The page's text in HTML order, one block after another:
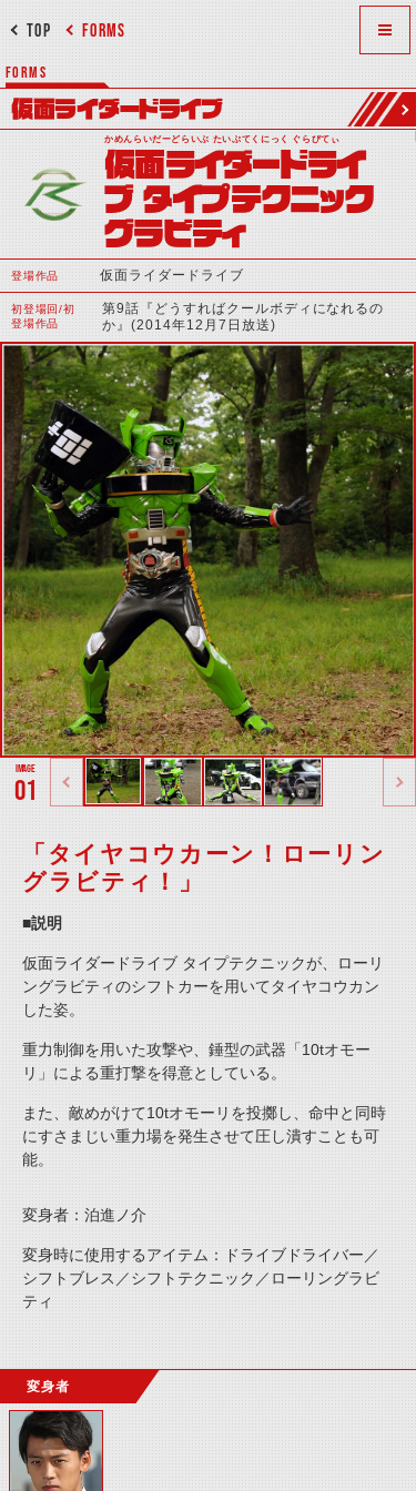
FORMS
TOP
FORMS
仮面ライダードライブ
かめんらいだーどらいぶ たいぷてくにっく ぐらびてぃ
仮面ライダードライ
ブ タイプテクニック
グラビティ
登場作品 仮面ライダードライブ
初登場回/初
登場作品
第9話『どうすればクールボディになれるの
か』(2014年12月7日放送)
01
「タイヤコウカーン！ローリン
グラビティ！」
■説明
仮面ライダードライブ タイプテクニックが、ローリ
ングラビティのシフトカーを用いてタイヤコウカン
した姿。
重力制御を用いた攻撃や、錘型の武器「10tオモー
リ」による重打撃を得意としている。
また、敵めがけて10tオモーリを投擲し、命中と同時
にすさまじい重力場を発生させて圧し潰すことも可
能。
変身者：泊進ノ介
変身時に使用するアイテム：ドライブドライバー／
シフトブレス／シフトテクニック／ローリングラビ
ティ
変身者